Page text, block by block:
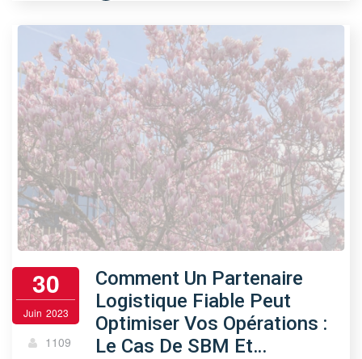
30
Juin 2023
1109
Comment Un Partenaire
Logistique Fiable Peut
Optimiser Vos Opérations :
Le Cas De SBM Et…